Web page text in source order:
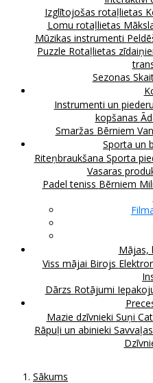
Izglītojošas rotaļlietas
Lomu rotaļlietas
Mūzikas instrumenti
Puzzle Rotaļlietas
Sezonas
Instrumenti un
kopšanas
Smaržas Bērniem
Sporta un
Riteņbraukšana Sporta
Vasaras
Padel teniss Bērniem
Mājas,
Viss mājai Birojs
Dārzs Rotājumi
Mazie dzīvnieki Suņi
Rāpuļi un abinieki
Sākums